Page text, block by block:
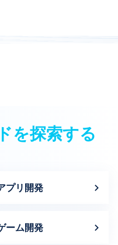
を探索する
プリ開発
ーム開発